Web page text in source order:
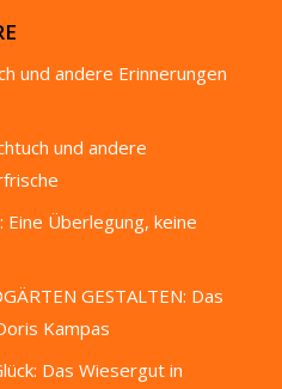
und andere Erinnerungen
und andere
Eine Überlegung, keine
GESTALTEN: Das
Kampas
Das Wiesergut in